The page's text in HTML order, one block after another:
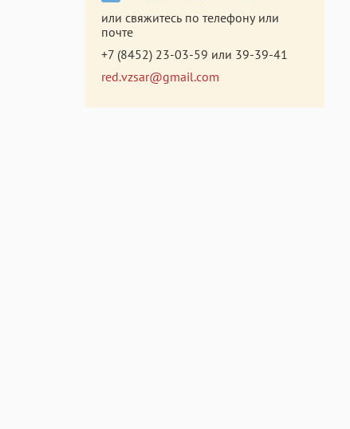
или свяжитесь по телефону или
почте
+7 (8452) 23-03-59 или 39-39-41
red.vzsar@gmail.com